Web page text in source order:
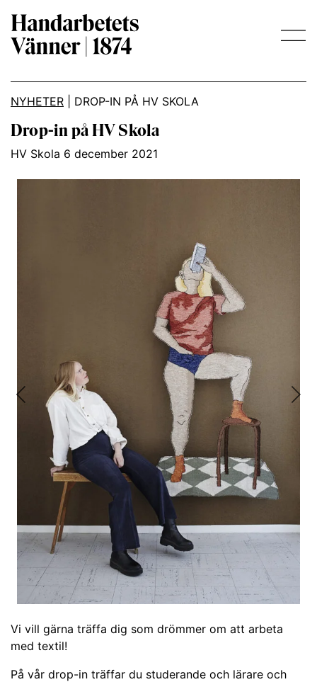
Main Navigation
NYHETER DROP-IN PÅ HV SKOLA
Drop-in på HV Skola
HV Skola 6 december 2021
Previous
Vi vill gärna träffa dig som drömmer om att arbeta
med textil!
På vår drop-in träffar du studerande och lärare och